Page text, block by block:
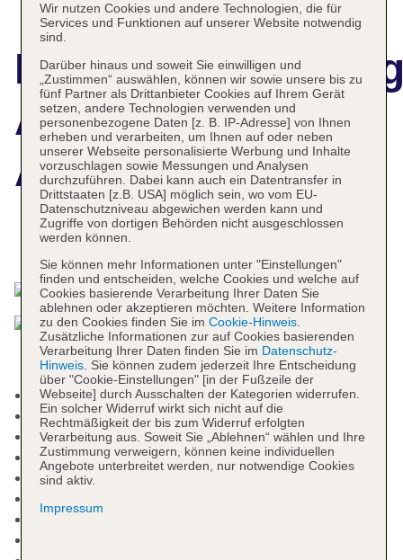
Anantara Al Jabal
Al Akhdar Resort
Das bietet Ihre Unterkunft
Check-in Zeit ab 15:00 Uhr
Check-out Zeit bis 12:00 Uhr
Early Check-in: gegen Gebühr, Barzahlung
Late Check-out: gegen Gebühr, Barzahlung
Rezeption, Geldwechsel möglich
Wir nutzen Cookies und andere Technologien, die für
Services und Funktionen auf unserer Website notwendig
sind.
Darüber hinaus und soweit Sie einwilligen und
„Zustimmen“ auswählen, können wir sowie unsere bis zu
fünf Partner als Drittanbieter Cookies auf Ihrem Gerät
setzen, andere Technologien verwenden und
personenbezogene Daten [z. B. IP-Adresse] von Ihnen
erheben und verarbeiten, um Ihnen auf oder neben
unserer Webseite personalisierte Werbung und Inhalte
vorzuschlagen sowie Messungen und Analysen
durchzuführen. Dabei kann auch ein Datentransfer in
Drittstaaten [z.B. USA] möglich sein, wo vom EU-
Datenschutzniveau abgewichen werden kann und
Zugriffe von dortigen Behörden nicht ausgeschlossen
werden können.
Sie können mehr Informationen unter "Einstellungen"
finden und entscheiden, welche Cookies und welche auf
Cookies basierende Verarbeitung Ihrer Daten Sie
ablehnen oder akzeptieren möchten. Weitere Information
zu den Cookies finden Sie im Cookie-Hinweis.
Zusätzliche Informationen zur auf Cookies basierenden
Verarbeitung Ihrer Daten finden Sie im Datenschutz-
Hinweis. Sie können zudem jederzeit Ihre Entscheidung
über "Cookie-Einstellungen" [in der Fußzeile der
Webseite] durch Ausschalten der Kategorien widerrufen.
Ein solcher Widerruf wirkt sich nicht auf die
Rechtmäßigkeit der bis zum Widerruf erfolgten
Verarbeitung aus. Soweit Sie „Ablehnen“ wählen und Ihre
Zustimmung verweigern, können keine individuellen
Angebote unterbreitet werden, nur notwendige Cookies
sind aktiv.
Impressum